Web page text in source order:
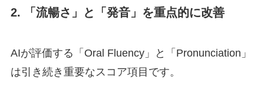
2. 「流暢さ」と「発音」を重点的に改善
AIが評価する「Oral Fluency」と「Pronunciation」
は引き続き重要なスコア項目です。